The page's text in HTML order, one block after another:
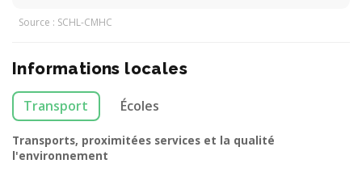
Source : SCHL-CMHC
Informations locales
Transport Écoles
Transports, proximitées services et la qualité
l'environnement